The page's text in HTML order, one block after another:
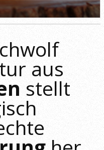
aus
stellt